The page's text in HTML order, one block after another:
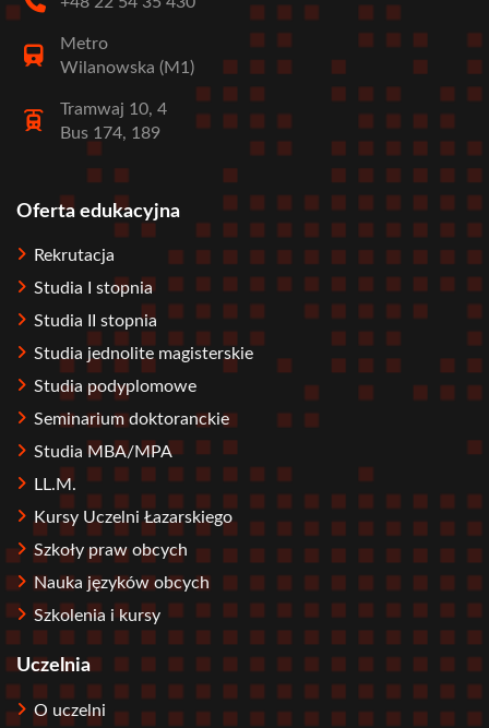
Metro
Wilanowska (M1)
Tramwaj 10, 4
Bus 174, 189
Stopka
Oferta edukacyjna
Rekrutacja
Studia I stopnia
Studia II stopnia
Studia jednolite magisterskie
Studia podyplomowe
Seminarium doktoranckie
Studia MBA/MPA
LL.M.
Kursy Uczelni Łazarskiego
Szkoły praw obcych
Nauka języków obcych
Szkolenia i kursy
Uczelnia
O uczelni